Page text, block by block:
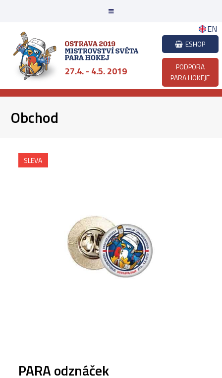
EN
27.4. - 4.5. 2019
ESHOP
PODPORA
PARA HOKEJE
Obchod
SLEVA
PARA odznáček